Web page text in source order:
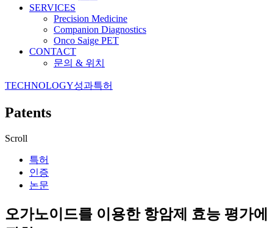
SERVICES
Precision Medicine
Companion Diagnostics
Onco Saige PET
CONTACT
문의 & 위치
TECHNOLOGY성과특허
Patents
Scroll
특허
인증
논문
오가노이드를 이용한 항암제 효능 평가에